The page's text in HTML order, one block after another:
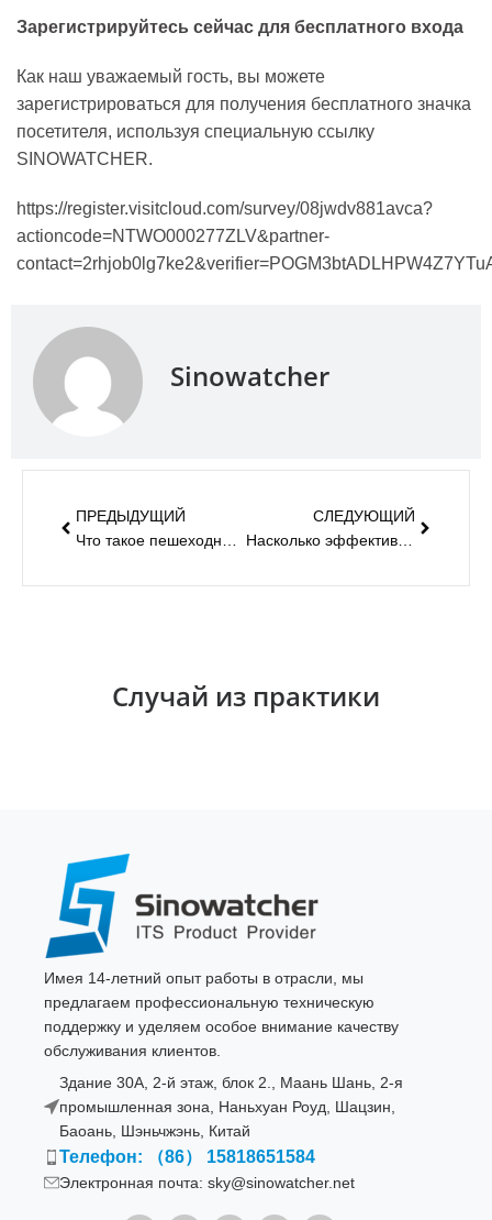
Зарегистрируйтесь сейчас для бесплатного входа
Как наш уважаемый гость, вы можете
зарегистрироваться для получения бесплатного значка
посетителя, используя специальную ссылку
SINOWATCHER.
https://register.visitcloud.com/survey/08jwdv881avca?
actioncode=NTWO000277ZLV&partner-
Sinowatcher
ПРЕДЫДУЩИЙ
СЛЕДУЮЩИЙ
Насколько эффективны правила дорожного движения для уменьшения заторов в часы пик?
Случай из практики
Имея 14-летний опыт работы в отрасли, мы
предлагаем профессиональную техническую
поддержку и уделяем особое внимание качеству
обслуживания клиентов.
Здание 30A, 2-й этаж, блок 2., Маань Шань, 2-я
промышленная зона, Наньхуан Роуд, Шацзин,
Баоань, Шэньчжэнь, Китай
Телефон: （86） 15818651584
Электронная почта: sky@sinowatcher.net